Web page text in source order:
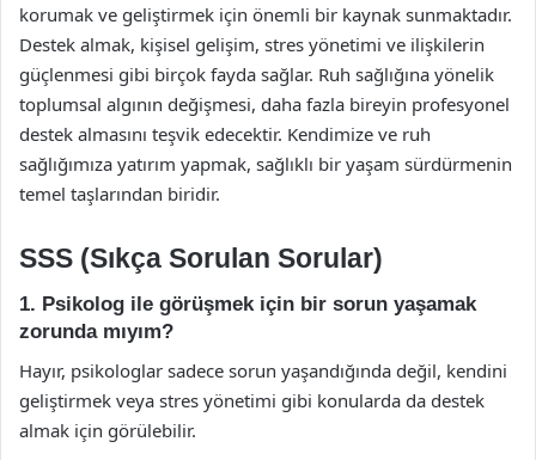
korumak ve geliştirmek için önemli bir kaynak sunmaktadır.
Destek almak, kişisel gelişim, stres yönetimi ve ilişkilerin
güçlenmesi gibi birçok fayda sağlar. Ruh sağlığına yönelik
toplumsal algının değişmesi, daha fazla bireyin profesyonel
destek almasını teşvik edecektir. Kendimize ve ruh
sağlığımıza yatırım yapmak, sağlıklı bir yaşam sürdürmenin
temel taşlarından biridir.
SSS (Sıkça Sorulan Sorular)
1. Psikolog ile görüşmek için bir sorun yaşamak
zorunda mıyım?
Hayır, psikologlar sadece sorun yaşandığında değil, kendini
geliştirmek veya stres yönetimi gibi konularda da destek
almak için görülebilir.